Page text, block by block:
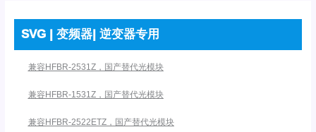
SVG | 变频器| 逆变器专用
兼容HFBR-2531Z，国产替代光模块
兼容HFBR-1531Z，国产替代光模块
兼容HFBR-2522ETZ，国产替代光模块